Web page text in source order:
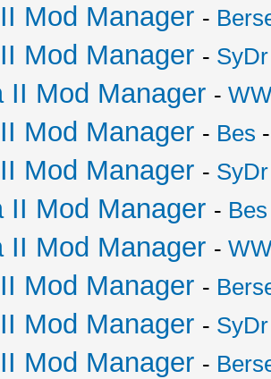
Mod Manager -
Mod Manager - SyDr
II Mod Manager -
Mod Manager - Bes
Mod Manager - SyDr
II Mod Manager - Bes
II Mod Manager -
Mod Manager -
Mod Manager - SyDr
Mod Manager -